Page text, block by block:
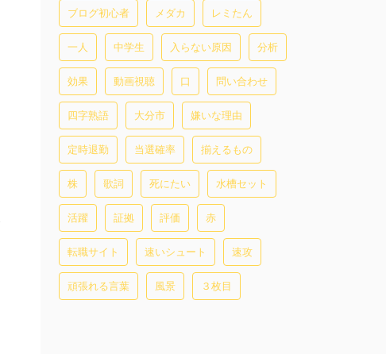
ブログ初心者 メダカ レミたん
一人 中学生 入らない原因 分析
効果 動画視聴 口 問い合わせ
四字熟語 大分市 嫌いな理由
定時退勤 当選確率 揃えるもの
株 歌詞 死にたい 水槽セット
活躍 証拠 評価 赤
転職サイト 速いシュート 速攻
頑張れる言葉 風景 ３枚目